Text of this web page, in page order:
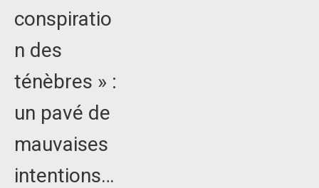
conspiratio
n des
ténèbres » :
un pavé de
mauvaises
intentions…